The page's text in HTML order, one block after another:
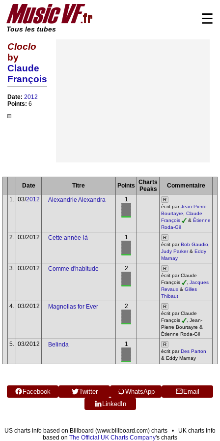
Tous les tubes
☰
Cloclo
by
Claude
François
Date: 2012
Points: 6
Date Titre Points Charts
Peaks
Commentaire
1.
03/2012 Alexandrie Alexandra 1
R
écrit parJean-Pierre
Bourtayre
Claude
François
& Étienne
Roda-Gil
2. 03/2012 Cette année-là 1
R
écrit parBob Gaudio
Judy Parker& Eddy
Marnay
3. 03/2012 Comme d'habitude 2
R
écrit par Claude
François
Jacques
Revaux & Gilles
Thibaut
4. 03/2012 Magnolias for Ever 2
R
écrit par Claude
François
, Jean-
Pierre Bourtayre &
Étienne Roda-Gil
5. 03/2012 Belinda 1
R
écrit parDes Parton
& Eddy Marnay
Facebook Twitter WhatsApp
Email
LinkedIn
US charts info based on Billboard (www.billboard.com) charts • UK charts info
based on The Official UK Charts Company's charts